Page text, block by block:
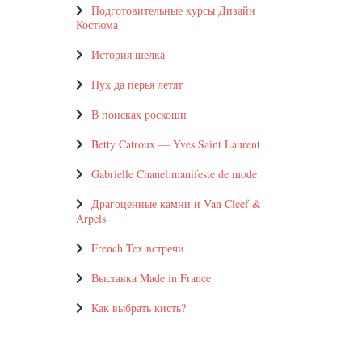
Подготовительные курсы Дизайн
Костюма
История шелка
Пух да перья летят
В поисках роскоши
Betty Catroux — Yves Saint Laurent
Gabrielle Chanel:manifeste de mode
Драгоценные камни и Van Cleef &
Arpels
French Tex встречи
Выставка Made in France
Как выбрать кисть?